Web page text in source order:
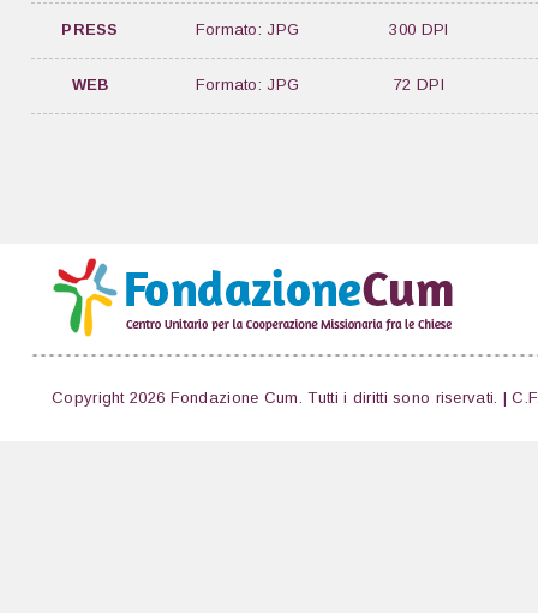
PRESS Formato: JPG 300 DPI
WEB Formato: JPG 72 DPI
Copyright 2026 Fondazione Cum. Tutti i diritti sono riservati. |